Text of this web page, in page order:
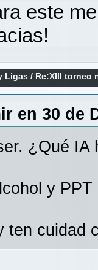
este
Ligas / Re:XIII torneo
en 30 de
¿Qué IA
y PPT
ten cuidad